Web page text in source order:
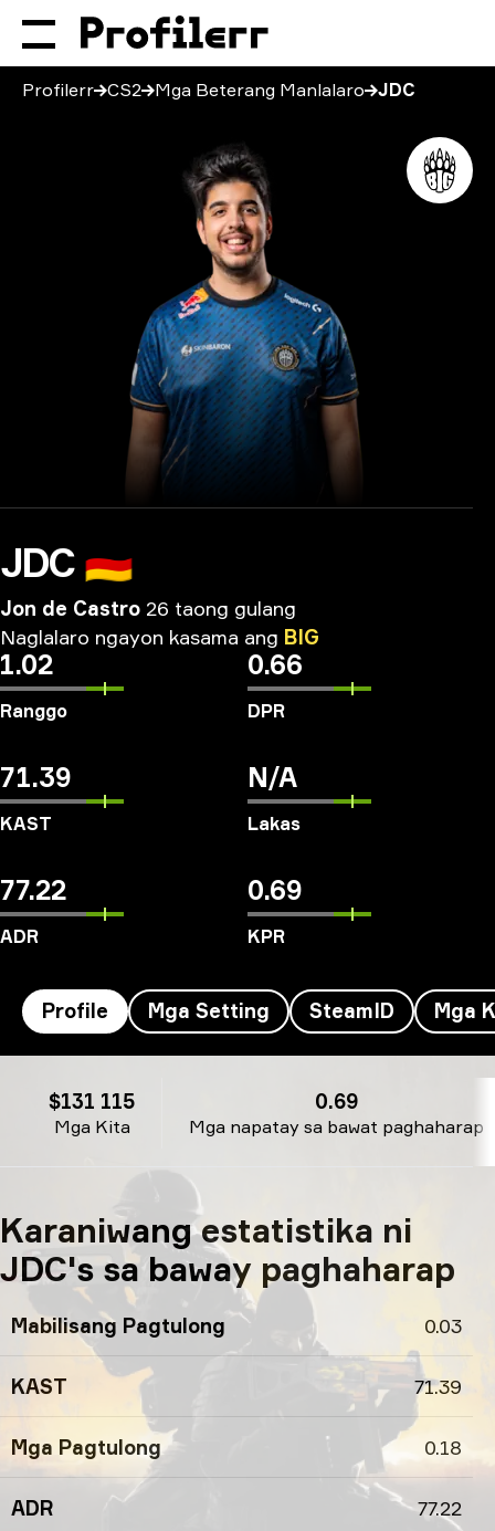
Profilerr CS2 Mga Beterang Manlalaro JDC
JDC 🇩🇪
Jon de Castro 26 taong gulang
Naglalaro ngayon kasama ang BIG
1.02
Ranggo
0.66
DPR
71.39
KAST
N/A
Lakas
77.22
ADR
0.69
KPR
Profile Mga Setting SteamID Mga
Mga Kita
$131 115
Mga napatay sa bawat paghaharap
0.69
Karaniwang estatistika ni
JDC's sa baway paghaharap
Mabilisang Pagtulong 0.03
KAST 71.39
Mga Pagtulong 0.18
ADR 77.22